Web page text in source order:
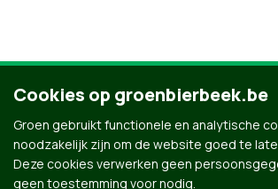
Fietstocht door Leuven op 3 mei met
en BART STAES en alle Leuvense
rond 15u. Met om 19u30 debat over de
en het belang van de Europese
campagnesecretariaat
Cookies op groenbierbeek.be
Groen gebruikt functionele en analytische
noodzakelijk zijn om de website goed te
Deze cookies verwerken geen
geen toestemming voor nodig.